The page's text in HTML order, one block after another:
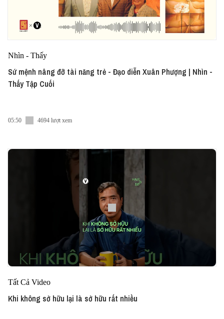
Nhìn - Thấy
Sứ mệnh nâng đỡ tài năng trẻ - Đạo diễn Xuân Phượng | Nhìn -
Thấy Tập Cuối
05:50 4694 lượt xem
Tất Cả Video
Khi không sở hữu lại là sở hữu rất nhiều